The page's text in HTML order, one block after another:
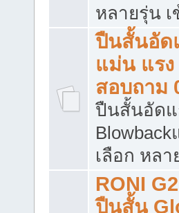
หลายรุ่น
ปืนสั้นอัด
แม่น แรง
สอบถาม
ปืนสั้นอัดแ
เลือก หล
RONI
ปืนสั้น